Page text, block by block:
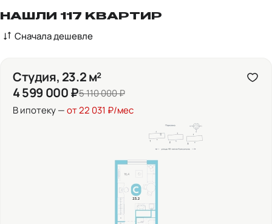
НАШЛИ 117 КВАРТИР
Сначала дешевле
Студия, 23.2 м²
4 599 000 ₽5 110 000 ₽
В ипотеку —от 22 031 ₽/мес